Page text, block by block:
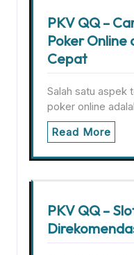
PKV QQ –
Poker Online
Cepat
Salah satu aspek
poker online
Read More
PKV QQ –